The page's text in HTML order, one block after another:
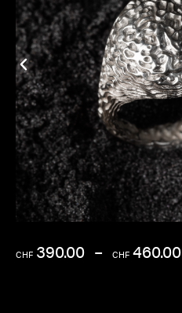
CHF390.00 – CHF460.00